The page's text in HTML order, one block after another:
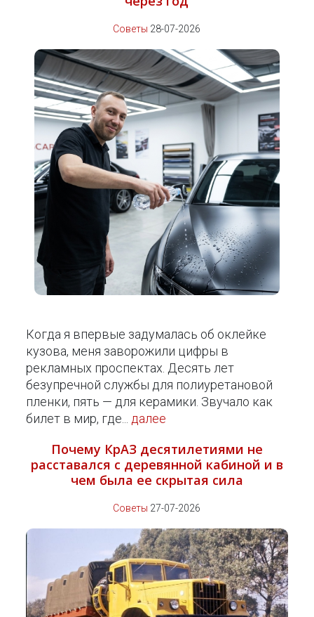
Советы 28-07-2026
Когда я впервые задумалась об оклейке
кузова, меня заворожили цифры в
рекламных проспектах. Десять лет
безупречной службы для полиуретановой
пленки, пять — для керамики. Звучало как
билет в мир, где...далее
Почему КрАЗ десятилетиями не
расставался с деревянной кабиной и в
чем была ее скрытая сила
Советы 27-07-2026